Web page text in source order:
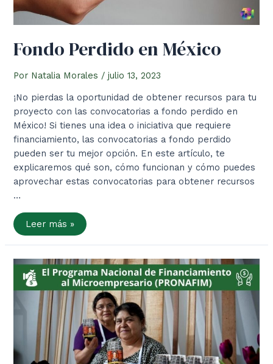
Fondo Perdido en México
Por Natalia Morales /julio 13, 2023
¡No pierdas la oportunidad de obtener recursos para tu
proyecto con las convocatorias a fondo perdido en
México! Si tienes una idea o iniciativa que requiere
financiamiento, las convocatorias a fondo perdido
pueden ser tu mejor opción. En este artículo, te
explicaremos qué son, cómo funcionan y cómo puedes
aprovechar estas convocatorias para obtener recursos
…
Fondo
Perdido
en
México
Leer más »